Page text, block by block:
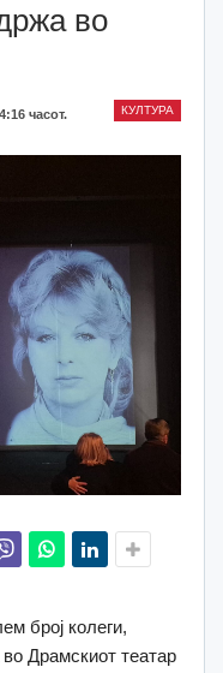
во
КУЛТУРА
часот.
број колеги,
Драмскиот театар